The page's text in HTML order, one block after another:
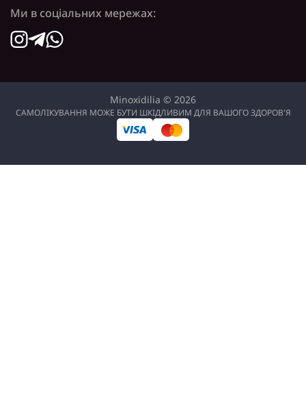
Ми в соціальних мережах:
Minoxidilia © 2026
САМОЛІКУВАННЯ МОЖЕ БУТИ ШКІДЛИВИМ ДЛЯ ВАШОГО ЗДОРОВ'Я